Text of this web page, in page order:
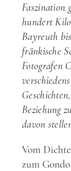
Faszination
hundert
Bayreuth
fränkische
Fotografen
Beziehung
davon
Vom
zum